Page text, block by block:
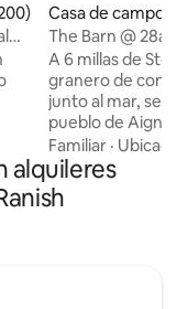
promedio: 4.97 de
Casa de campo
anan an Iar
The Barn @ 28a
A 6 millas de
granero de
junto al mar, se
pueblo de
afuera en el
comodidad de la
abierta con
altura completa,
Familiar ·
alquileres